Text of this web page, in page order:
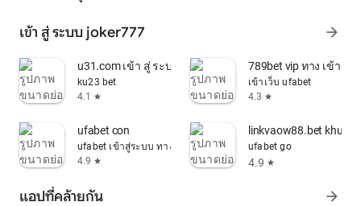
เข้า สู่ ระบบ joker777 arrow_forward
u31.com เข้า สู่ ระบบ
ku23 bet
4.1
star
789bet vip ทาง เข้า
เข้าเว็บ ufabet
4.3 star
ufabet con
ufabet เข้าสู่ระบบ ทางเข้า 789
4.9 star
linkvaow88.bet
ufabet go
4.9 star
แอปที่คล้ายกัน arrow_forward